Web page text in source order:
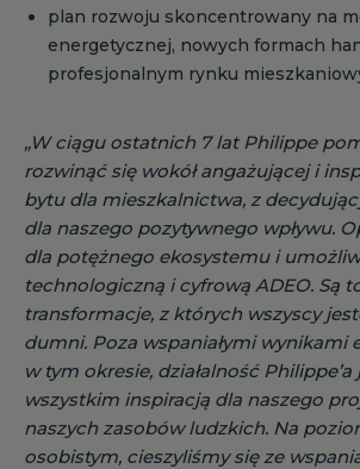
plan rozwoju skoncentrowany na
energetycznej, nowych formach
profesjonalnym rynku
„W ciągu ostatnich 7 lat Philippe
rozwinąć się wokół angażującej i
bytu dla mieszkalnictwa, z
dla naszego pozytywnego wpływu.
dla potężnego ekosystemu i
technologiczną i cyfrową ADEO. Są
transformacje, z których wszyscy
dumni. Poza wspaniałymi wynikami
w tym okresie, działalność
wszystkim inspiracją dla naszego
naszych zasobów ludzkich. Na
osobistym, cieszyliśmy się ze